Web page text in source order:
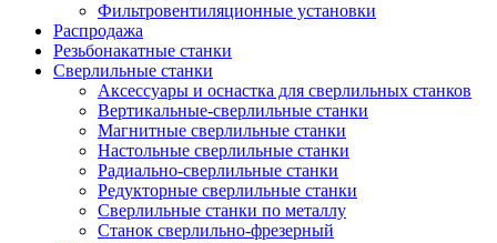
Фильтровентиляционные установки
Распродажа
Резьбонакатные станки
Сверлильные станки
Аксессуары и оснастка для сверлильных станков
Вертикальные-сверлильные станки
Магнитные сверлильные станки
Настольные сверлильные станки
Радиально-сверлильные станки
Редукторные сверлильные станки
Сверлильные станки по металлу
Станок сверлильно-фрезерный